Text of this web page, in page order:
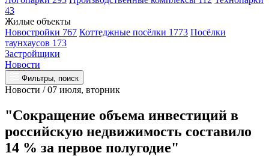
43
Жилые объекты
Новостройки 767 Коттеджные посёлки 1773 Посёлки
таунхаусов 173
Застройщики
Новости
Фильтры, поиск
Новости / 07 июля, вторник
"Сокращение объема инвестиций в
российскую недвижимость составило
14 % за первое полугодие"